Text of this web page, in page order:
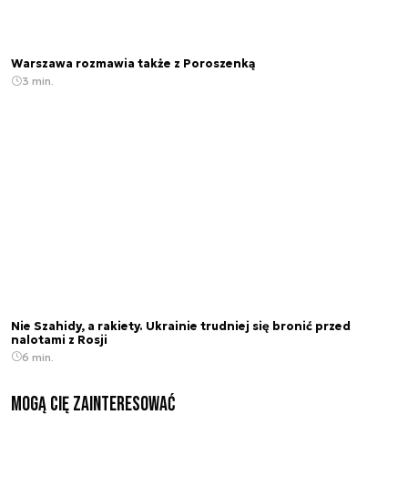
Warszawa rozmawia także z Poroszenką
3 min.
Nie Szahidy, a rakiety. Ukrainie trudniej się bronić przed
nalotami z Rosji
6 min.
Mogą Cię zainteresować